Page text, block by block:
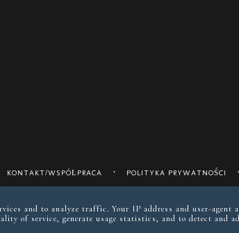
KONTAKT/WSPÓŁPRACA POLITYKA PRYWATNOŚCI
instagram @keto__reva
and to analyze traffic. Your IP address and user-agent
of service, generate usage statistics, and to detect and